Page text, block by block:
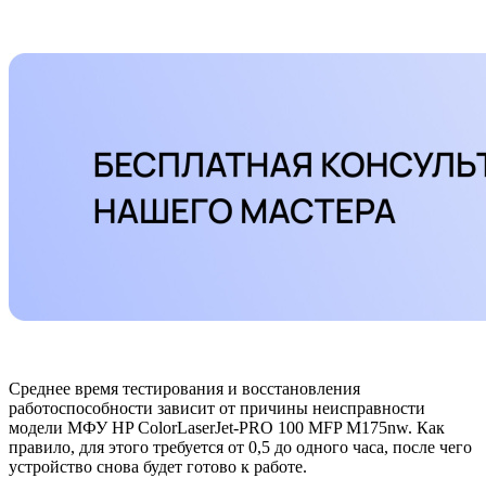
Среднее время тестирования и восстановления
работоспособности зависит от причины неисправности
модели МФУ HP ColorLaserJet-PRO 100 MFP M175nw. Как
правило, для этого требуется от 0,5 до одного часа, после чего
устройство снова будет готово к работе.